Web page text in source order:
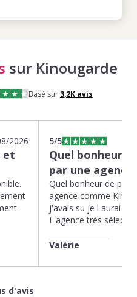
sur Kinougarde
Basé sur 3,2Kavis
2026
et
5/5
Quel bonheur
par une
Quel bonheur de
agence comme
j'avais su je l aurai
L'agence très
Valérie
d'avis